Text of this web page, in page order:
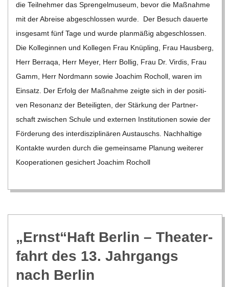
die Teil­neh­mer das Spren­gel­mu­seum, bevor die Maß­nahme
mit der Abreise abge­schlos­sen wurde. Der Besuch dau­erte
ins­ge­samt fünf Tage und wurde plan­mä­ßig abge­schlos­sen.
Die Kol­le­gin­nen und Kol­le­gen Frau Knü­pling, Frau Haus­berg,
Herr Berraqa, Herr Meyer, Herr Bol­lig, Frau Dr. Vir­dis, Frau
Gamm, Herr Nord­mann sowie Joa­chim Rocholl, waren im
Ein­satz. Der Erfolg der Maß­nahme zeigte sich in der posi­ti­
ven Reso­nanz der Betei­lig­ten, der Stär­kung der Part­ner­
schaft zwi­schen Schule und exter­nen Insti­tu­tio­nen sowie der
För­de­rung des inter­dis­zi­pli­nä­ren Aus­tauschs. Nach­hal­tige
Kon­takte wur­den durch die gemein­same Pla­nung wei­te­rer
Koope­ra­tio­nen gesi­chert Joa­chim Rocholl
„Ernst“Haft Ber­lin – Thea­ter­
fahrt des 13. Jahr­gangs
nach Berlin